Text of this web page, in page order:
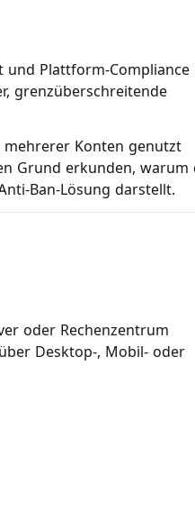
Plattform-Compliance
grenzüberschreitende
mehrerer Konten genutzt
Grund erkunden, warum
Ban-Lösung darstellt.
oder Rechenzentrum
Desktop-, Mobil- oder